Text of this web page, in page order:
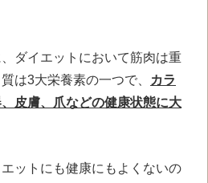
ダイエットにおいて筋肉は重
は3大栄養素の一つで、 カラ
皮膚、爪などの健康状態に大
ットにも健康にもよくないの